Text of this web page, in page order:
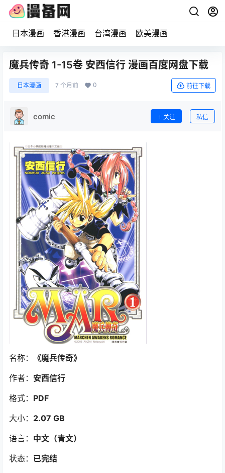
日本漫画 香港漫画 台湾漫画 欧美漫画
魔兵传奇 1-15卷 安西信行 漫画百度网盘下载
日本漫画 7 个月前 0 前往下载
comic 关注 私信
名称： 《魔兵传奇》
作者： 安西信行
格式： PDF
大小： 2.07 GB
语言： 中文（青文）
状态： 已完结